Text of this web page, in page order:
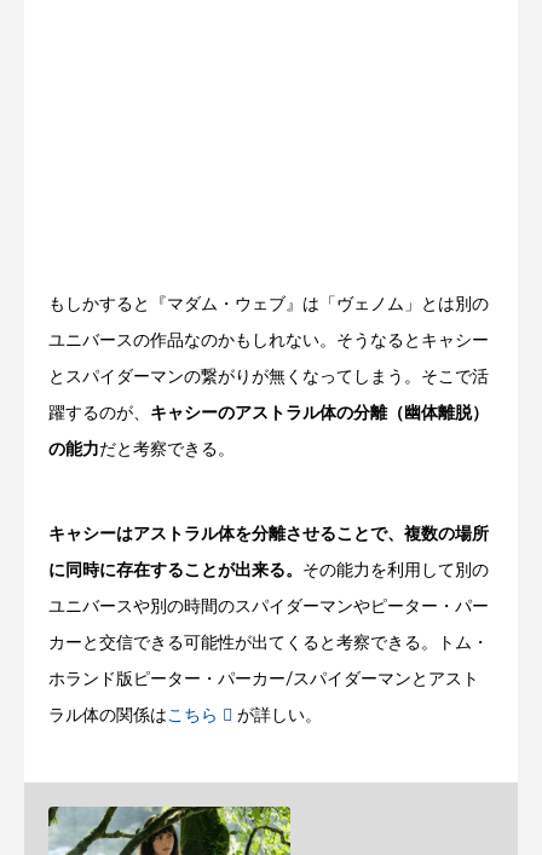
もしかすると『マダム・ウェブ』は「ヴェノム」とは別の
ユニバースの作品なのかもしれない。そうなるとキャシー
とスパイダーマンの繋がりが無くなってしまう。そこで活
躍するのが、 キャシーのアストラル体の分離（幽体離脱）
の能力 だと考察できる。
キャシーはアストラル体を分離させることで、複数の場所
に同時に存在することが出来る。 その能力を利用して別の
ユニバースや別の時間のスパイダーマンやピーター・パー
カーと交信できる可能性が出てくると考察できる。トム・
ホランド版ピーター・パーカー/スパイダーマンとアスト
ラル体の関係はこちら が詳しい。